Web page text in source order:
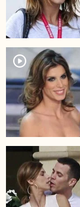
player2